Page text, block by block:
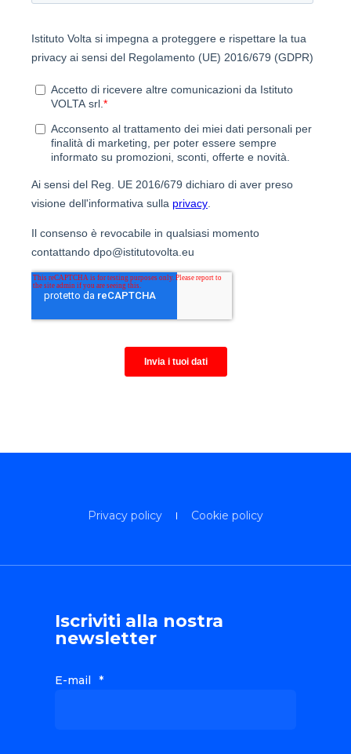
Privacy policy Cookie policy
Iscriviti alla nostra
newsletter
E-mail *